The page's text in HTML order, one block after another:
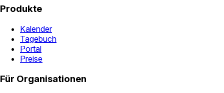
Produkte
Kalender
Tagebuch
Portal
Preise
Für Organisationen